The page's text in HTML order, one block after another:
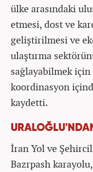
ülke arasındaki
etmesi, dost ve
geliştirilmesi ve
ulaştırma
sağlayabilmek
koordinasyon
kaydetti.
İran Yol ve
Bazrpash